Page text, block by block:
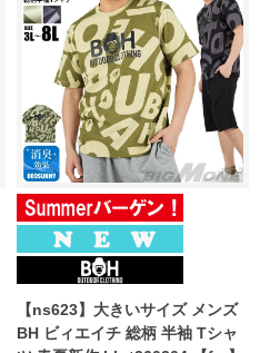
【ns623】大きいサイズ メンズ
BH ビィエイチ 総柄 半袖 Tシャ